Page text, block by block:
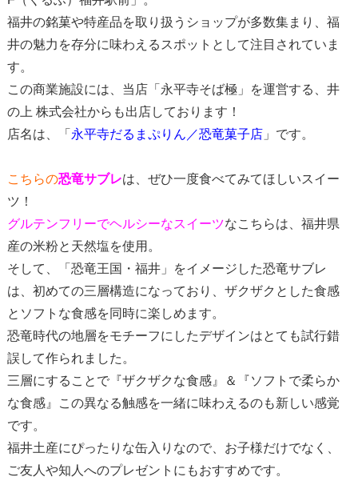
福井の銘菓や特産品を取り扱うショップが多数集まり、福
井の魅力を存分に味わえるスポットとして注目されていま
す。
この商業施設には、当店「永平寺そば極」を運営する、井
の上 株式会社からも出店しております！
店名は、「 永平寺だるまぷりん／恐竜菓子店」です。
こちらの恐竜サブレは、ぜひ一度食べてみてほしいスイー
ツ！
グルテンフリーでヘルシーなスイーツなこちらは、福井県
産の米粉と天然塩を使用。
そして、「恐竜王国・福井」をイメージした恐竜サブレ
は、初めての三層構造になっており、ザクザクとした食感
とソフトな食感を同時に楽しめます。
恐竜時代の地層をモチーフにしたデザインはとても試行錯
誤して作られました。
三層にすることで『ザクザクな食感』＆『ソフトで柔らか
な食感』この異なる触感を一緒に味わえるのも新しい感覚
です。
福井土産にぴったりな缶入りなので、お子様だけでなく、
ご友人や知人へのプレゼントにもおすすめです。